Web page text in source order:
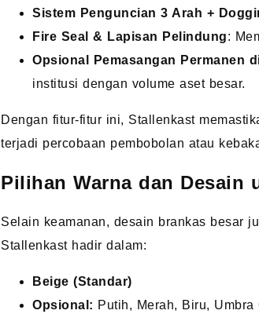
Sistem Penguncian 3 Arah +
Fire Seal & Lapisan Pelindung:
Opsional Pemasangan Permanen
institusi dengan volume aset besar.
Dengan fitur-fitur ini, Stallenkast
terjadi percobaan pembobolan atau
Pilihan Warna dan Desain
Selain keamanan, desain brankas besar
Stallenkast hadir dalam:
Beige (Standar)
Opsional: Putih, Merah, Biru, Umbra